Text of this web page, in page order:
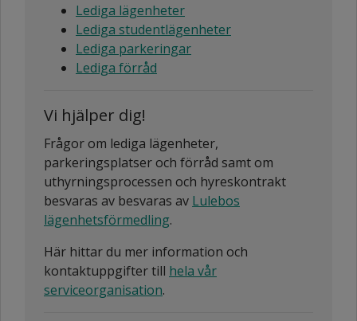
Lediga lägenheter
Lediga studentlägenheter
Lediga parkeringar
Lediga förråd
Vi hjälper dig!
Frågor om lediga lägenheter,
parkeringsplatser och förråd samt om
uthyrningsprocessen och hyreskontrakt
besvaras av besvaras av Lulebos
lägenhetsförmedling.
Här hittar du mer information och
kontaktuppgifter till hela vår
serviceorganisation.